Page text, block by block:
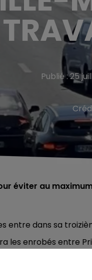
Publié : 25
éviter au
entre dans sa
les enrobés entre
: